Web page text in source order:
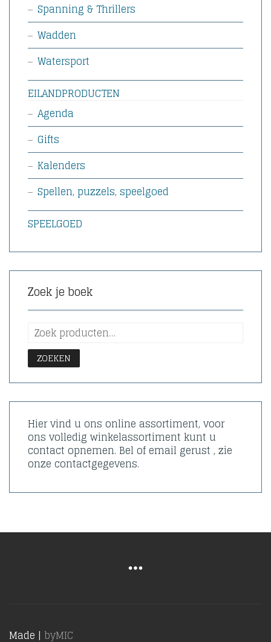
Spanning & Thrillers
Wadden
Watersport
EILANDPRODUCTEN
Agenda
Gifts
Kalenders
Spellen, puzzels, speelgoed
SPEELGOED
Zoek je boek
ZOEKEN
Hier vind u ons online assortiment, voor
ons volledig winkelassortiment kunt u
contact opnemen. Bel of email gerust , zie
onze contactgegevens.
Made | byMIC